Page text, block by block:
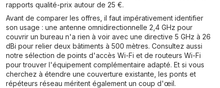
rapports qualité-prix autour de 25 €.
Avant de comparer les offres, il faut impérativement identifier
son usage : une antenne omnidirectionnelle 2,4 GHz pour
couvrir un bureau n'a rien à voir avec une directive 5 GHz à 26
dBi pour relier deux bâtiments à 500 mètres. Consultez aussi
notre sélection de points d'accès Wi-Fi et de routeurs Wi-Fi
pour trouver l'équipement complémentaire adapté. Et si vous
cherchez à étendre une couverture existante, les ponts et
répéteurs réseau méritent également un coup d'œil.